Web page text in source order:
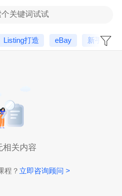
关键词试试
Listing打造 eBay 新手课
相关内容
程？ 立即咨询顾问 >